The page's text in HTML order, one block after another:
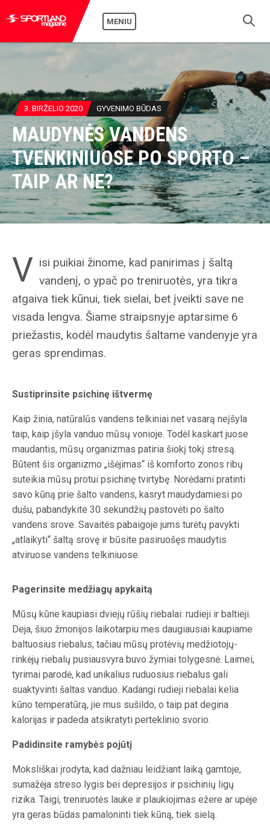
MENIU
3. BIRŽELIO 2020 GYVENIMO BŪDAS
MAUDYNĖS VANDENS
TVENKINIUOSE PO SPORTO –
TAIP AR NE?
V isi puikiai žinome, kad panirimas į šaltą
vandenį, o ypač po treniruotės, yra tikra
atgaiva tiek kūnui, tiek sielai, bet įveikti save ne
visada lengva. Šiame straipsnyje aptarsime 6
priežastis, kodėl maudytis šaltame vandenyje yra
geras sprendimas.
Sustiprinsite psichinę ištvermę
Kaip žinia, natūralūs vandens telkiniai net vasarą neįšyla
taip, kaip įšyla vanduo mūsų vonioje. Todėl kaskart juose
maudantis, mūsų organizmas patiria šiokį tokį stresą.
Būtent šis organizmo „išėjimas“ iš komforto zonos ribų
suteikia mūsų protui psichinę tvirtybę. Norėdami pratinti
savo kūną prie šalto vandens, kasryt maudydamiesi po
dušu, pabandykite 30 sekundžių pastovėti po šalto
vandens srove. Savaitės pabaigoje jums turėtų pavykti
„atlaikyti“ šaltą srovę ir būsite pasiruošęs maudytis
atviruose vandens telkiniuose.
Pagerinsite medžiagų apykaitą
Mūsų kūne kaupiasi dviejų rūšių riebalai: rudieji ir baltieji.
Deja, šiuo žmonijos laikotarpiu mes daugiausiai kaupiame
baltuosius riebalus, tačiau mūsų protėvių medžiotojų-
rinkėjų riebalų pusiausvyra buvo žymiai tolygesnė. Laimei,
tyrimai parodė, kad unikalius ruduosius riebalus gali
suaktyvinti šaltas vanduo. Kadangi rudieji riebalai kelia
kūno temperatūrą, jie mus sušildo, o taip pat degina
kalorijas ir padeda atsikratyti perteklinio svorio.
Padidinsite ramybės pojūtį
Moksliškai įrodyta, kad dažniau leidžiant laiką gamtoje,
sumažėja streso lygis bei depresijos ir psichinių ligų
rizika. Taigi, treniruotės lauke ir plaukiojimas ežere ar upėje
yra geras būdas pamaloninti tiek kūną, tiek sielą.